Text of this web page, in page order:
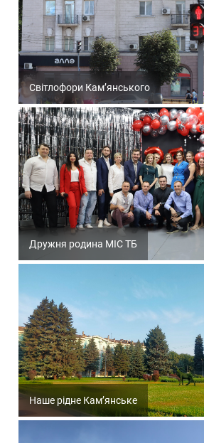
Світлофори Кам’янського
Дружня родина МІС ТБ
Наше рідне Кам’янське